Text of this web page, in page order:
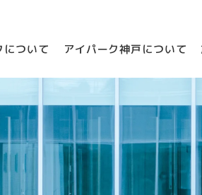
について アイパーク神戸について